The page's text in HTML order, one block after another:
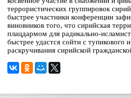
террористических группировок
быстрее участники конференции
виновников того, что сирийская
плацдармом для радикально-
быстрее удастся сойти с тупикового
раскручивания сирийской